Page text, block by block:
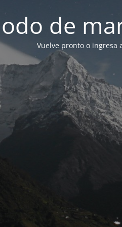
de
Vuelve pronto o ingresa